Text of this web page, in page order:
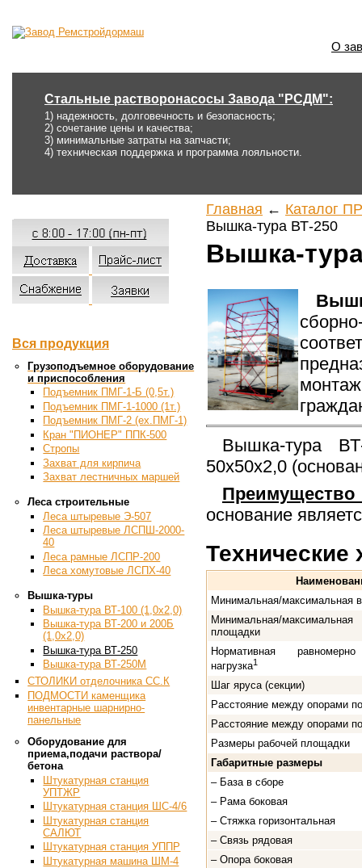
О
Стальные растворонасосы Завода "РСДМ":
1) надежность, долговечность и безопасность;
2) сочетание цены и качества;
3) минимальные затраты на запчасти;
4) техническая поддержка и программа лояльности.
Вся продукция
Грузоподъемное оборудование
и приспособления
Подъемник ПМГ-1-Б (0,5т.)
Подъемник ПМГ-1-1000 (1т.)
Подъемник ПМГ-2 (ex.ПМГ-1)
Кран "ПИОНЕР" ППК-500
Стропы
Захват для кирпича
Захват лестничных маршей
Леса строительные
Леса штыревые Э-507
Леса штыревые ЛСПШ-2000-
40
Леса рамные ЛСПР-200
Леса хомутовые ЛСПХ-40
Вышка-туры
Вышка-тура ВТ-100 (1,0х2,0)
Вышка-тура ВТ-200 и 200Б
(1,0х2,0)
Вышка-тура ВТ-250
Вышка-тура ВТ-250М
СТОЛИКИ отделочника СС.К
ПОДМОСТИ каменщика
инвентарные шарнирно-
панельные
Оборудование для
приема,подачи раствора/
бетона
Штукатурная станция
УПТЖР
Штукатурная станция ШС-4/6
Штукатурная станция
САЛЮТ
Штукатурная станция УППР
Штукатурная машина ШМ-4
Главная ← Каталог
Вышка-тура ВТ-250
Вышка-
Вышка-тура
50х50х2,0
Преимущество
основание
Технические
Минимальная/максимальная
Минимальная/
площадки
Нормативная
нагрузка1
Шаг яруса (секции)
Расстояние между опорами
Расстояние между опорами
Размеры рабочей площадки
Габаритные размеры
– База в сборе
– Рама боковая
– Стяжка горизонтальная
– Связь рядовая
– Опора боковая